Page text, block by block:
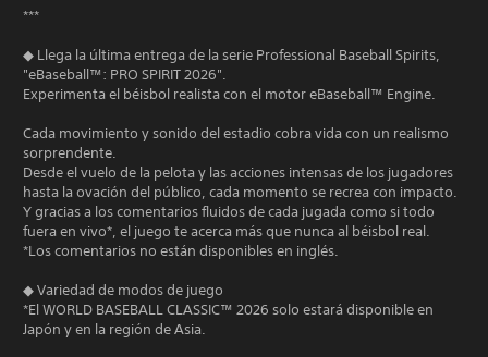
***
◆ Llega la última entrega de la serie Professional Baseball Spirits,
"eBaseball™: PRO SPIRIT 2026".
Experimenta el béisbol realista con el motor eBaseball™ Engine.
Cada movimiento y sonido del estadio cobra vida con un realismo
sorprendente.
Desde el vuelo de la pelota y las acciones intensas de los jugadores
hasta la ovación del público, cada momento se recrea con impacto.
Y gracias a los comentarios fluidos de cada jugada como si todo
fuera en vivo*, el juego te acerca más que nunca al béisbol real.
*Los comentarios no están disponibles en inglés.
◆ Variedad de modos de juego
*El WORLD BASEBALL CLASSIC™ 2026 solo estará disponible en
Japón y en la región de Asia.